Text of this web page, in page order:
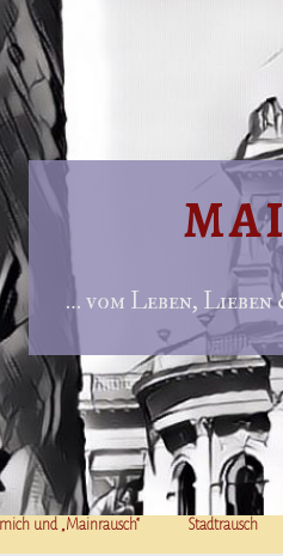
… vom Leben,
und „Mainrausch“ Stadtrausch